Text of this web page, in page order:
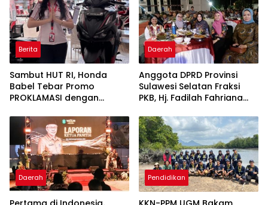
Berkualitas
Berita
Sambut HUT RI, Honda
Babel Tebar Promo
PROKLAMASI dengan
Jutaan Rupiah
Daerah
Anggota DPRD Provinsi
Sulawesi Selatan Fraksi
PKB, Hj. Fadilah Fahriana
Takalar Menyalakan
Lentera Pengabdian
Melalui Malam Apresiasi
dan Inovasi Award 2026
Daerah Pendidikan